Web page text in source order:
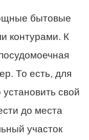
бытовые
контурами. К
То есть, для
свой
до места
участок